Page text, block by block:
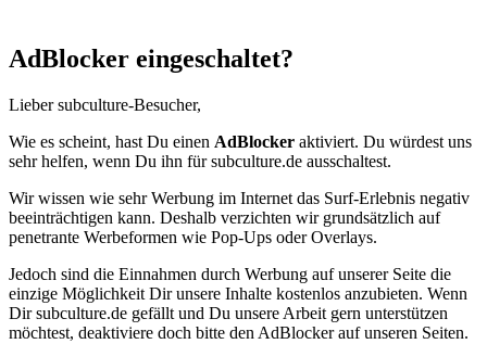
AdBlocker eingeschaltet?
Lieber subculture-Besucher,
Wie es scheint, hast Du einen AdBlocker aktiviert. Du würdest uns
sehr helfen, wenn Du ihn für subculture.de ausschaltest.
Wir wissen wie sehr Werbung im Internet das Surf-Erlebnis negativ
beeinträchtigen kann. Deshalb verzichten wir grundsätzlich auf
penetrante Werbeformen wie Pop-Ups oder Overlays.
Jedoch sind die Einnahmen durch Werbung auf unserer Seite die
einzige Möglichkeit Dir unsere Inhalte kostenlos anzubieten. Wenn
Dir subculture.de gefällt und Du unsere Arbeit gern unterstützen
möchtest, deaktiviere doch bitte den AdBlocker auf unseren Seiten.